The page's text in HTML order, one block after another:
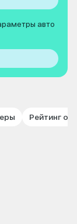
авто
Рейтинг